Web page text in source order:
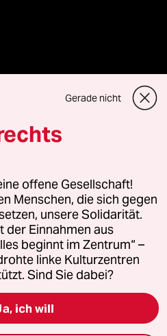
GmbH
Fragen oder für Genehmigungen
Kommune-Richtlinien
Impressum AGB
widerrufen (Ads)
Gerade nicht
offene Gesellschaft!
Menschen, die sich gegen
unsere Solidarität.
der Einnahmen aus
beginnt im Zentrum“ –
linke Kulturzentren
Sind Sie dabei?
ich will